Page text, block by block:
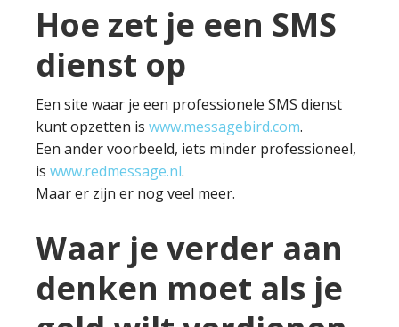
Hoe zet je een SMS
dienst op
Een site waar je een professionele SMS dienst
kunt opzetten is www.messagebird.com.
Een ander voorbeeld, iets minder professioneel,
is www.redmessage.nl.
Maar er zijn er nog veel meer.
Waar je verder aan
denken moet als je